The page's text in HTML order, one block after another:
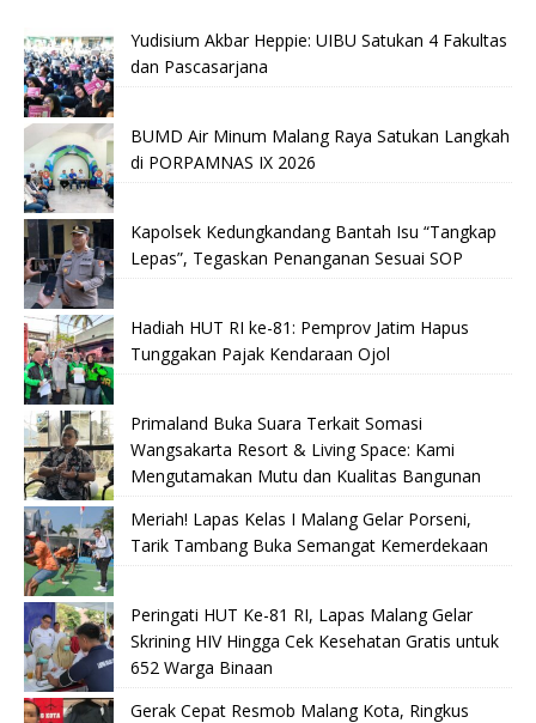
Yudisium Akbar Heppie: UIBU Satukan 4 Fakultas
dan Pascasarjana
BUMD Air Minum Malang Raya Satukan Langkah
di PORPAMNAS IX 2026
Kapolsek Kedungkandang Bantah Isu “Tangkap
Lepas”, Tegaskan Penanganan Sesuai SOP
Hadiah HUT RI ke-81: Pemprov Jatim Hapus
Tunggakan Pajak Kendaraan Ojol
Primaland Buka Suara Terkait Somasi
Wangsakarta Resort & Living Space: Kami
Mengutamakan Mutu dan Kualitas Bangunan
Meriah! Lapas Kelas I Malang Gelar Porseni,
Tarik Tambang Buka Semangat Kemerdekaan
Peringati HUT Ke-81 RI, Lapas Malang Gelar
Skrining HIV Hingga Cek Kesehatan Gratis untuk
652 Warga Binaan
Gerak Cepat Resmob Malang Kota, Ringkus